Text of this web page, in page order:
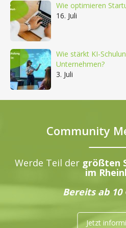
Wie optimieren
16. Juli
Wie stärkt KI-
Unternehmen?
3. Juli
Community
Werde Teil der größten
im
Bereits ab
Jetzt